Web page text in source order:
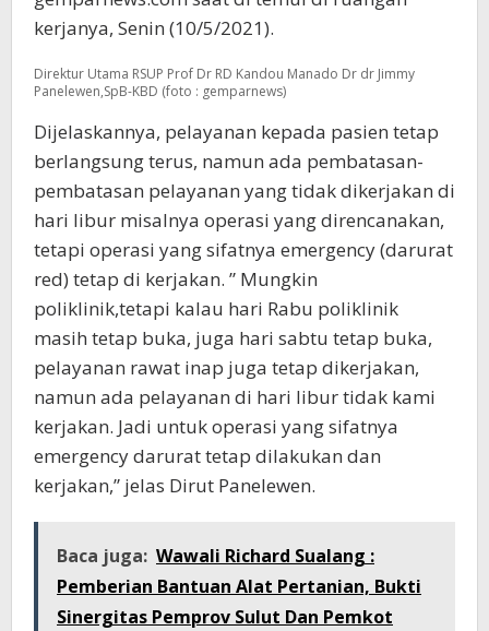
kerjanya, Senin (10/5/2021).
Direktur Utama RSUP Prof Dr RD Kandou Manado Dr dr Jimmy
Panelewen,SpB-KBD (foto : gemparnews)
Dijelaskannya, pelayanan kepada pasien tetap
berlangsung terus, namun ada pembatasan-
pembatasan pelayanan yang tidak dikerjakan di
hari libur misalnya operasi yang direncanakan,
tetapi operasi yang sifatnya emergency (darurat
red) tetap di kerjakan. ” Mungkin
poliklinik,tetapi kalau hari Rabu poliklinik
masih tetap buka, juga hari sabtu tetap buka,
pelayanan rawat inap juga tetap dikerjakan,
namun ada pelayanan di hari libur tidak kami
kerjakan. Jadi untuk operasi yang sifatnya
emergency darurat tetap dilakukan dan
kerjakan,” jelas Dirut Panelewen.
Baca juga: Wawali Richard Sualang :
Pemberian Bantuan Alat Pertanian, Bukti
Sinergitas Pemprov Sulut Dan Pemkot